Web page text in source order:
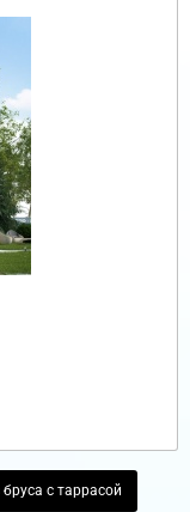
с таррасой